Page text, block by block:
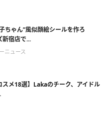
ちゃん”風似顔絵シールを作ろ
宿店で...
ニュース
スメ18選】Lakaのチーク、アイドル